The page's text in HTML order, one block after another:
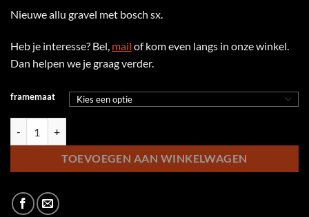
Nieuwe allu gravel met bosch sx.
Heb je interesse? Bel, mail of kom even langs in onze winkel.
Dan helpen we je graag verder.
framemaat
TOEVOEGEN AAN WINKELWAGEN